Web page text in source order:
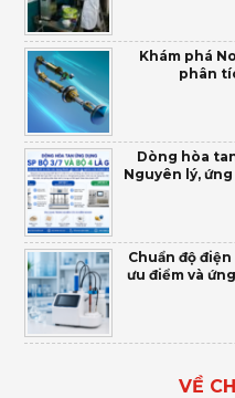
Khám phá
phân
Dòng hòa
Nguyên lý,
Chuẩn độ
ưu điểm và
VỀ